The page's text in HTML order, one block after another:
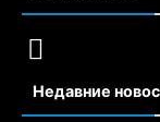
Недавние